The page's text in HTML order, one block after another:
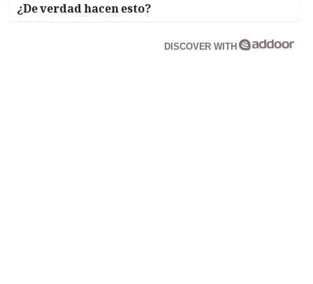
¿De verdad hacen esto?
DISCOVER WITH